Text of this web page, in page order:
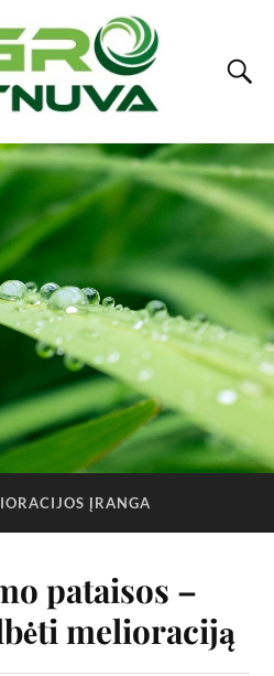
ĮRANGA
pataisos –
melioraciją